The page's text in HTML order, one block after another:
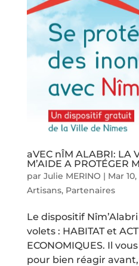
aVEC nÎM ALABRI: LA
M’AIDE A PROTÉGER
par Julie MERINO | Mar
Artisans, Partenaires
Le dispositif
volets : HABITAT et
ECONOMIQUES. Il
pour bien réagir